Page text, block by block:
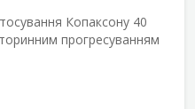
Копаксону 40
прогресуванням